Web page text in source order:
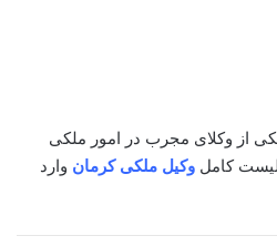
از وکلای مجرب در امور ملکی
کامل وکیل ملکی کرمان وارد